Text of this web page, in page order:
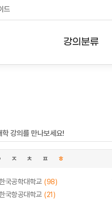
드
강의분류
학 강의를 만나보세요!
ㅈ ㅊ ㅍ ㅎ
국공학대학교 (98)
국항공대학교 (21)